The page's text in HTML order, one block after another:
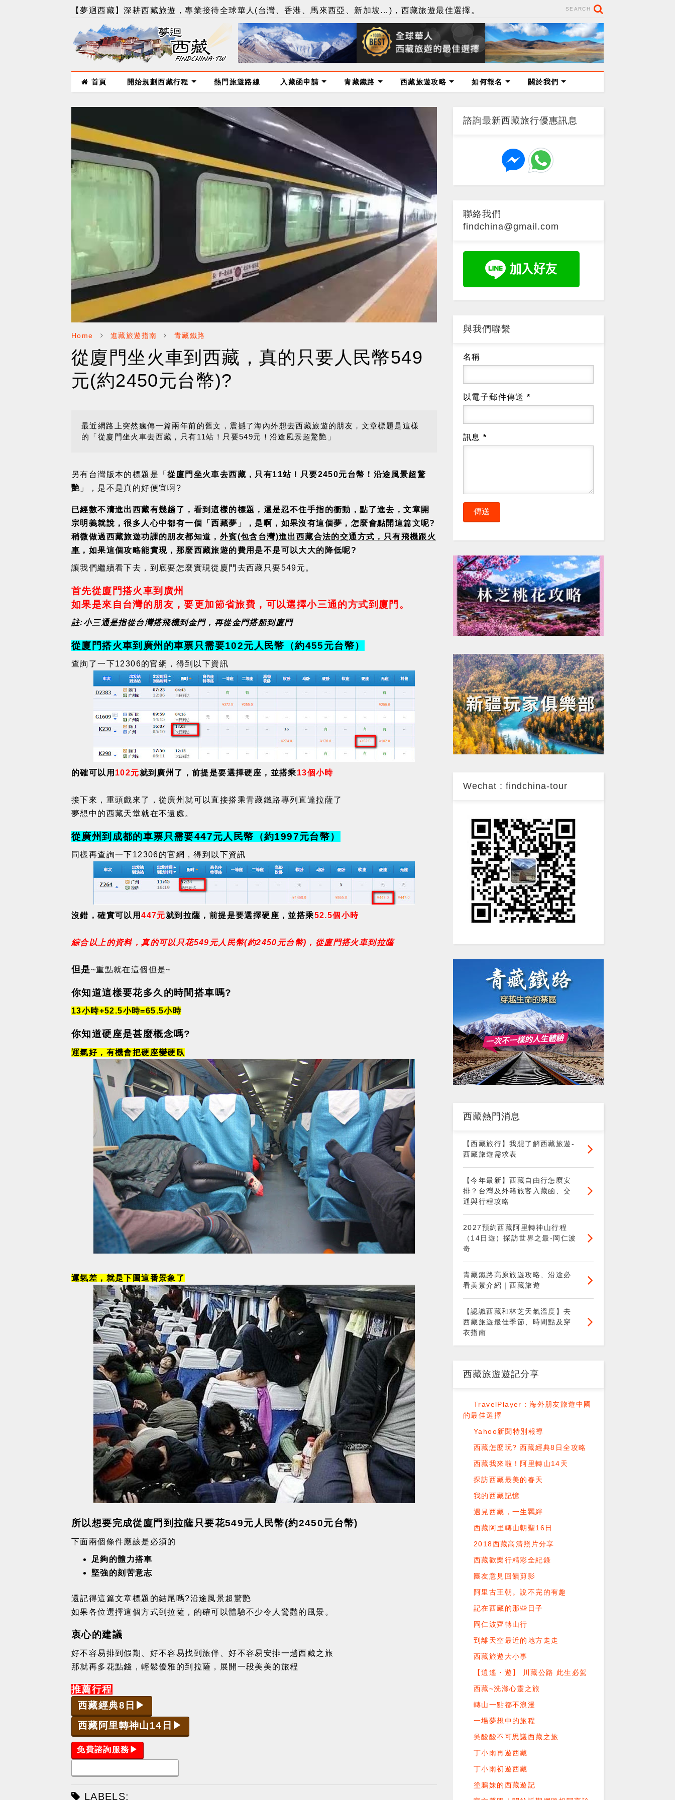
【夢迴西藏】深耕西藏旅遊，專業接待全球華人(台灣、香港、馬來西亞、新加坡…)，西藏旅遊最佳選擇。 SEARCH
首頁 開始規劃西藏行程 熱門旅遊路線 入藏函申請 青藏鐵路 西藏旅遊攻略 如何報名 關於我們
Home 進藏旅遊指南 青藏鐵路
從廈門坐火車到西藏，真的只要人民幣549
元(約2450元台幣)?
最近網路上突然瘋傳一篇兩年前的舊文，震撼了海內外想去西藏旅遊的朋友，文章標題是這樣
的「從廈門坐火車去西藏，只有11站！只要549元！沿途風景超驚艷」
另有台灣版本的標題是「從廈門坐火車去西藏，只有11站！只要2450元台幣！沿途風景超驚
艷 」，是不是真的好便宜啊?
已經數不清進出西藏有幾趟了，看到這樣的標題，還是忍不住手指的衝動，點了進去，文章開
宗明義就說，很多人心中都有一個「西藏夢」
，是啊，如果沒有這個夢，怎麼會點開這篇文呢?
稍微做過西藏旅遊功課的朋友都知道， 外賓(包含台灣)進出西藏合法的交通方式，只有飛機跟火
車 ，如果這個攻略能實現，那麼西藏旅遊的費用是不是可以大大的降低呢?
讓我們繼續看下去，到底要怎麼實現從廈門去西藏只要549元。
首先從廈門搭火車到廣州
如果是來自台灣的朋友，要更加節省旅費，可以選擇小三通的方式到廈門。
註:小三通是指從台灣搭飛機到金門，再從金門搭船到廈門
從廈門搭火車到廣州的車票只需要102元人民幣（約455元台幣）
查詢了一下12306的官網，得到以下資訊
的確可以用 102元就到廣州了，前提是要選擇硬座，並搭乘13個小時
接下來，重頭戲來了，從廣州就可以直接搭乘青藏鐵路專列直達拉薩了
夢想中的西藏天堂就在不遠處。
從廣州到成都的車票只需要447元人民幣（約1997元台幣）
同樣再查詢一下12306的官網，得到以下資訊
沒錯，確實可以用447元就到拉薩，前提是要選擇硬座，並搭乘52.5個小時
綜合以上的資料，真的可以只花549元人民幣(約2450元台幣)，從廈門搭火車到拉薩
但是~重點就在這個但是~
你知道這樣要花多久的時間搭車嗎?
13小時+52.5小時=65.5小時
你知道硬座是甚麼概念嗎?
運氣好，有機會把硬座變硬臥
運氣差，就是下圖這番景象了
所以想要完成從廈門到拉薩只要花549元人民幣(約2450元台幣)
下面兩個條件應該是必須的
足夠的體力搭車
堅強的刻苦意志
還記得這篇文章標題的結尾嗎?沿途風景超驚艷
如果各位選擇這個方式到拉薩，的確可以體驗不少令人驚豔的風景。
衷心的建議
好不容易排到假期、好不容易找到旅伴、好不容易安排一趟西藏之旅
那就再多花點錢，輕鬆優雅的到拉薩，展開一段美美的旅程
推薦行程
西藏經典8日▶
西藏阿里轉神山14日▶
免費諮詢服務▶
LABELS:
諮詢最新西藏旅行優惠訊息
聯絡我們
findchina@gmail.com
與我們聯繫
名稱
以電子郵件傳送*
訊息*
Wechat : findchina-tour
西藏熱門消息
【西藏旅行】我想了解西藏旅遊-
西藏旅遊需求表
【今年最新】西藏自由行怎麼安
排？台灣及外籍旅客入藏函、交
通與行程攻略
2027預約西藏阿里轉神山行程
（14日遊）探訪世界之最-岡仁波
奇
青藏鐵路高原旅遊攻略、沿途必
看美景介紹｜西藏旅遊
【認識西藏和林芝天氣溫度】去
西藏旅遊最佳季節、時間點及穿
衣指南
西藏旅遊遊記分享
TravelPlayer：海外朋友旅遊中國
的最佳選擇
Yahoo新聞特別報導
西藏怎麼玩? 西藏經典8日全攻略
西藏我來啦！阿里轉山14天
探訪西藏最美的春天
我的西藏記憶
遇見西藏，一生羈絆
西藏阿里轉山朝聖16日
2018西藏高清照片分享
西藏歡樂行精彩全紀錄
團友意見回饋剪影
阿里古王朝。說不完的有趣
記在西藏的那些日子
岡仁波齊轉山行
到離天空最近的地方走走
西藏旅遊大小事
【逍遙・遊】 川藏公路 此生必駕
西藏~洗滌心靈之旅
轉山一點都不浪漫
一場夢想中的旅程
吳酸酸不可思議西藏之旅
丁小雨再遊西藏
丁小雨初遊西藏
塗鴉妹的西藏遊記